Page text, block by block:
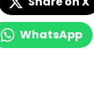
WhatsApp